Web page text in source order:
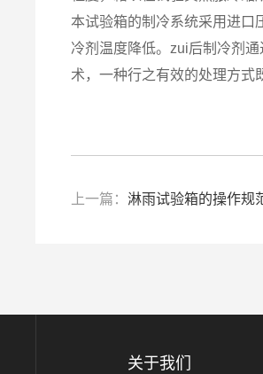
本试验箱的制冷系统采用进口
冷剂温度降低。zui后制冷剂
术，一种行之有效的处理方式
上一篇： 淋雨试验箱的操作规
关于我们